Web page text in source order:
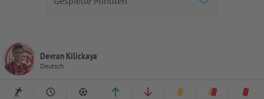
Devran Kilickaya
Deutsch